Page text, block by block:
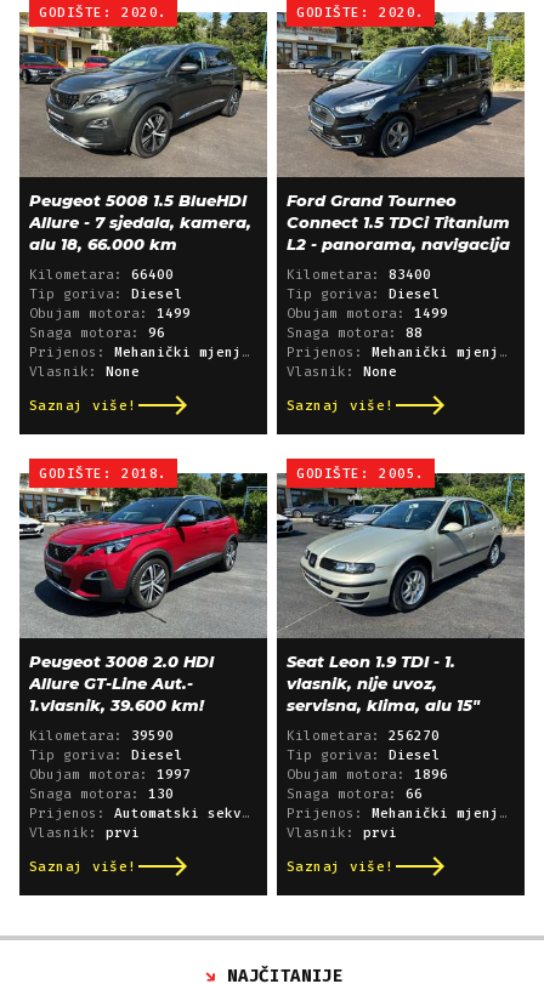
GODIŠTE: 2020.
Peugeot 5008 1.5 BlueHDI
Allure - 7 sjedala, kamera,
alu 18, 66.000 km
Kilometara: 66400
Tip goriva: Diesel
Obujam motora: 1499
Snaga motora: 96
Prijenos: Mehanički mjenjač
Vlasnik: None
Saznaj više!
GODIŠTE: 2020.
Ford Grand Tourneo
Connect 1.5 TDCi Titanium
L2 - panorama, navigacija
Kilometara: 83400
Tip goriva: Diesel
Obujam motora: 1499
Snaga motora: 88
Prijenos: Mehanički mjenjač
Vlasnik: None
Saznaj više!
GODIŠTE: 2018.
Peugeot 3008 2.0 HDI
Allure GT-Line Aut.-
1.vlasnik, 39.600 km!
Kilometara: 39590
Tip goriva: Diesel
Obujam motora: 1997
Snaga motora: 130
Prijenos: Automatski sekvencijski
Vlasnik: prvi
Saznaj više!
GODIŠTE: 2005.
Seat Leon 1.9 TDI - 1.
vlasnik, nije uvoz,
servisna, klima, alu 15"
Kilometara: 256270
Tip goriva: Diesel
Obujam motora: 1896
Snaga motora: 66
Prijenos: Mehanički mjenjač
Vlasnik: prvi
Saznaj više!
NAJČITANIJE